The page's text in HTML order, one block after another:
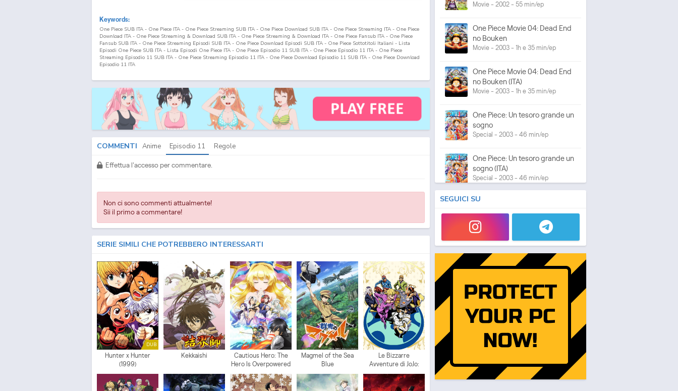
Keywords:
One Piece SUB ITA - One Piece ITA - One Piece Streaming SUB ITA - One Piece Download SUB ITA - One Piece Streaming ITA - One Piece
Download ITA - One Piece Streaming & Download SUB ITA - One Piece Streaming & Download ITA - One Piece Fansub ITA - One Piece
Fansub SUB ITA - One Piece Streaming Episodi SUB ITA - One Piece Download Episodi SUB ITA - One Piece Sottotitoli Italiani - Lista
Episodi One Piece SUB ITA - Lista Episodi One Piece ITA - One Piece Episodio 11 SUB ITA - One Piece Episodio 11 ITA - One Piece
Streaming Episodio 11 SUB ITA - One Piece Streaming Episodio 11 ITA - One Piece Download Episodio 11 SUB ITA - One Piece Download
Episodio 11 ITA
COMMENTI Anime Episodio 11 Regole
Effettua l'accesso per commentare.
Non ci sono commenti attualmente!
Sii il primo a commentare!
SERIE SIMILI CHE POTREBBERO INTERESSARTI
DUB
Hunter x Hunter
(1999)
Kekkaishi
Cautious Hero: The
Hero Is Overpowered
but Overly Cautious
Magmel of the Sea
Blue
Le Bizzarre
Avventure di JoJo:
Vento Aureo
Movie - 2002 - 55 min/ep
One Piece Movie 04: Dead End
no Bouken
Movie - 2003 - 1h e 35 min/ep
One Piece Movie 04: Dead End
no Bouken (ITA)
Movie - 2003 - 1h e 35 min/ep
One Piece: Un tesoro grande un
sogno
Special - 2003 - 46 min/ep
One Piece: Un tesoro grande un
sogno (ITA)
Special - 2003 - 46 min/ep
One Piece: L'ultima esibizione
One Piece: L'ultima esibizione
(ITA)
Special - 2003 - 45 min/ep
One Piece Movie 05:
Norowareta Seiken
Norowareta Seiken (ITA)
Movie - 2004 - 1h e 35 min/ep
One Piece Movie 06: Omatsuri
SEGUICI SU